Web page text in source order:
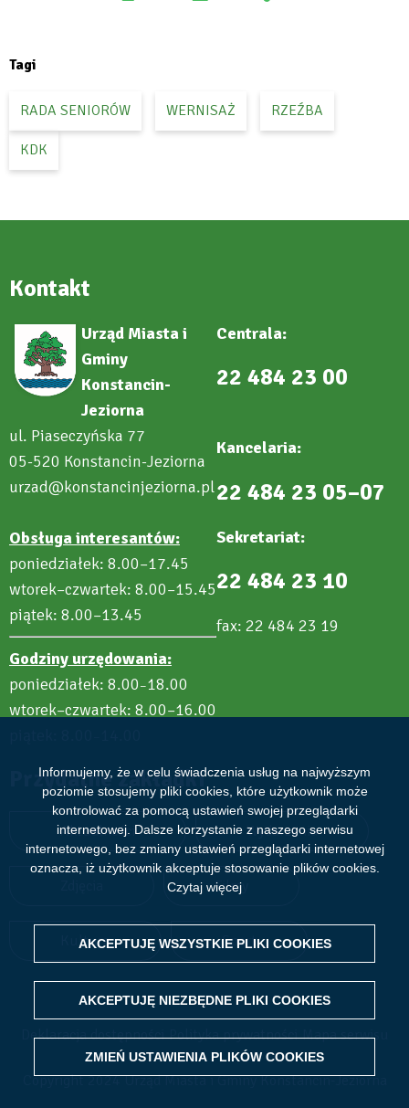
Informujemy, że w celu świadczenia usług na najwyższym
poziomie stosujemy pliki cookies, które użytkownik może
kontrolować za pomocą ustawień swojej przeglądarki
internetowej. Dalsze korzystanie z naszego serwisu
internetowego, bez zmiany ustawień przeglądarki internetowej
oznacza, iż użytkownik akceptuje stosowanie plików cookies.
Czytaj więcej
AKCEPTUJĘ WSZYSTKIE PLIKI COOKIES
AKCEPTUJĘ NIEZBĘDNE PLIKI COOKIES
WITHDRAW CONSENT
ZMIEŃ USTAWIENIA PLIKÓW COOKIES
Tagi
RADA SENIORÓW WERNISAŻ RZEŹBA
KDK
Kontakt
Urząd Miasta i
Gminy
Konstancin-
Jeziorna
ul. Piaseczyńska 77
05-520 Konstancin-Jeziorna
urzad@konstancinjeziorna.pl
Obsługa interesantów:
poniedziałek: 8.00–17.45
wtorek–czwartek: 8.00–15.45
piątek: 8.00–13.45
Godziny urzędowania:
poniedziałek: 8.00–18.00
wtorek–czwartek: 8.00–16.00
Centrala:
22 484 23 00
Kancelaria:
22 484 23 05–07
Sekretariat:
22 484 23 10
fax: 22 484 23 19
Przydatne zakładki
Aktualności Wydarzenia
Filmy
Kultura Sport
Copyright 2024 Urząd Miasta i Gminy Konstancin-Jeziorna
Deklaracja dostępności Polityka prywatności Mapa serwisu